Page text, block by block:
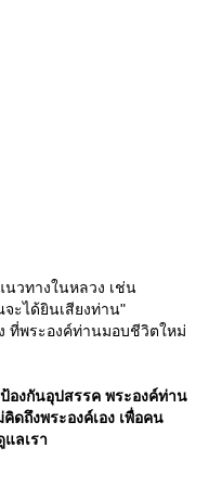
นวทางในหลวง เช่น
ะได้ยินเสียงท่าน"
ที่พระองค์ท่านมอบชีวิตใหม่
องกันอุปสรรค พระองค์ท่าน
ดถึงพระองค์เอง เพื่อคน
ลเรา